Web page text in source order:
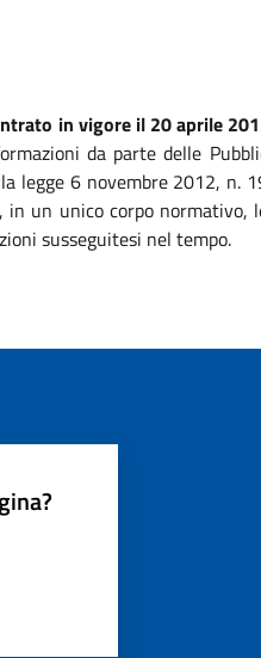
in vigore il 20 aprile
da parte delle
legge 6 novembre 2012, n.
un unico corpo normativo,
susseguitesi nel tempo.